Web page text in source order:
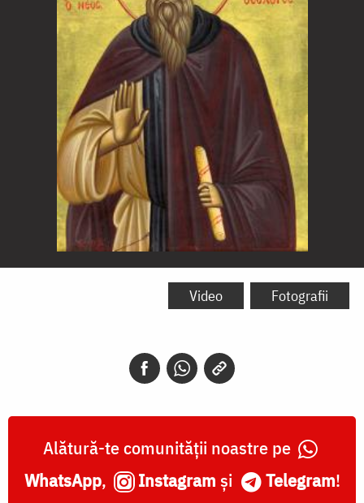
Sfântul
Video Fotografii
Alătură-te comunității noastre pe
WhatsApp, Instagram și Telegram!